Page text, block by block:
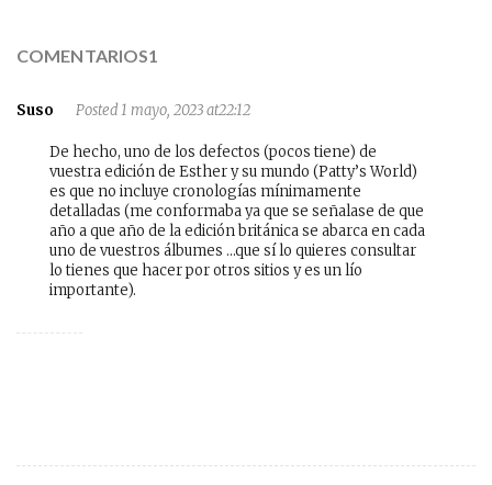
COMENTARIOS1
Suso Posted 1 mayo, 2023 at22:12
De hecho, uno de los defectos (pocos tiene) de
vuestra edición de Esther y su mundo (Patty’s World)
es que no incluye cronologías mínimamente
detalladas (me conformaba ya que se señalase de que
año a que año de la edición británica se abarca en cada
uno de vuestros álbumes …que sí lo quieres consultar
lo tienes que hacer por otros sitios y es un lío
importante).